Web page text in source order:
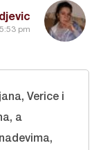
pm
Verice i
a